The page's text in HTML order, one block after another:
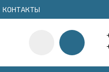
КОНТАКТЫ